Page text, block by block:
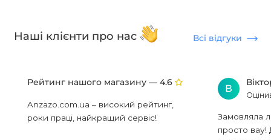
Наші клієнти про нас Всі відгуки
Рейтинг нашого магазину — 4.6
Anzazo.com.ua – високий рейтинг,
роки праці, найкращий сервіс!
В
Замовляла
просто вау!